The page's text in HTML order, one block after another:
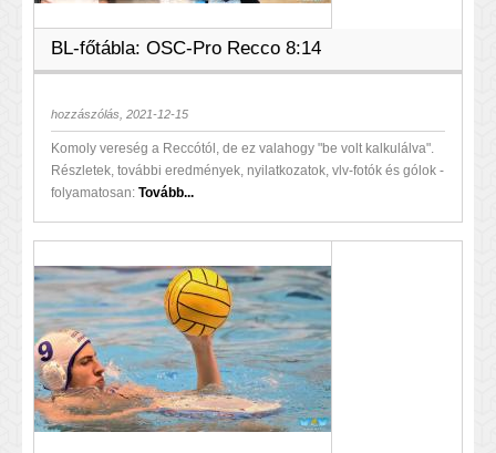
BL-főtábla: OSC-Pro Recco 8:14
hozzászólás, 2021-12-15
Komoly vereség a Reccótól, de ez valahogy "be volt kalkulálva".
Részletek, további eredmények, nyilatkozatok, vlv-fotók és gólok -
folyamatosan: Tovább...